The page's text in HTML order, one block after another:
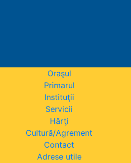
Oraşul
Primarul
Instituţii
Servicii
Hărţi
Cultură/Agrement
Contact
Adrese utile